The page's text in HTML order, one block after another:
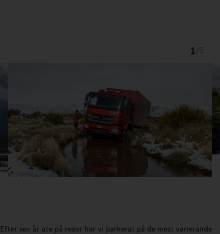
1
Efter sex år ute på resor har vi parkerat på de mest varierande